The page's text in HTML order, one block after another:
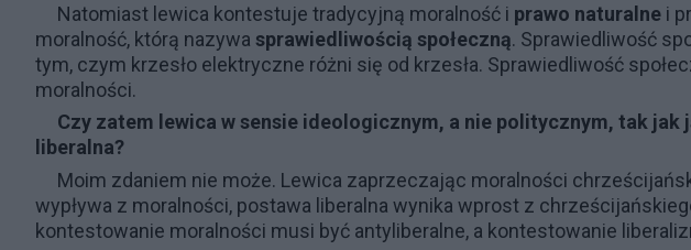
Natomiast lewica kontestuje tradycyjną moralność i prawo naturalne i
moralność, którą nazywa sprawiedliwością społeczną. Sprawiedliwość
tym, czym krzesło elektryczne różni się od krzesła. Sprawiedliwość
moralności.
Czy zatem lewica w sensie ideologicznym, a nie politycznym, tak jak
liberalna?
Moim zdaniem nie może. Lewica zaprzeczając moralności
wypływa z moralności, postawa liberalna wynika wprost z
kontestowanie moralności musi być antyliberalne, a kontestowanie